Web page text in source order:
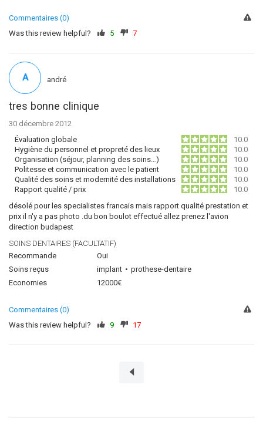
Commentaires (0)
Was this review helpful?
5 7
tres bonne clinique
30 décembre 2012
Évaluation globale
10.0
Hygiène du personnel et propreté des lieux
10.0
Organisation (séjour, planning des soins…)
10.0
Politesse et communication avec le patient
10.0
Qualité des soins et modernité des installations
10.0
Rapport qualité / prix
10.0
désolé pour les specialistes francais mais rapport qualité prestation et
prix il n'y a pas photo .du bon boulot effectué allez prenez l'avion
direction budapest
SOINS DENTAIRES (FACULTATIF)
Recommande
Oui
Soins reçus
implant
prothese-dentaire
Economies
12000€
A andré
Commentaires (0)
Was this review helpful?
9 17